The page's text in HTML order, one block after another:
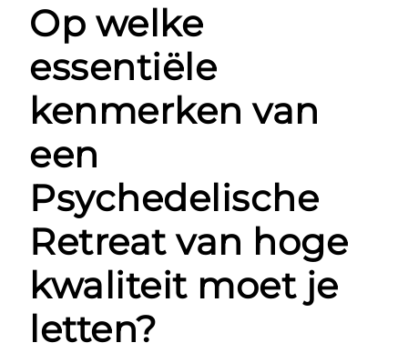
Op welke
essentiële
kenmerken van
een
Psychedelische
Retreat van hoge
kwaliteit moet je
letten?